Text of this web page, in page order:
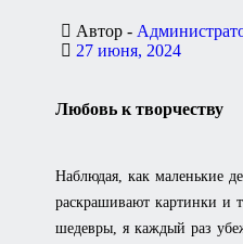
Автор -
27 июня, 2024
Любовь к творчеству
Наблюдая, как маленькие
раскрашивают картинки и
шедевры, я каждый раз